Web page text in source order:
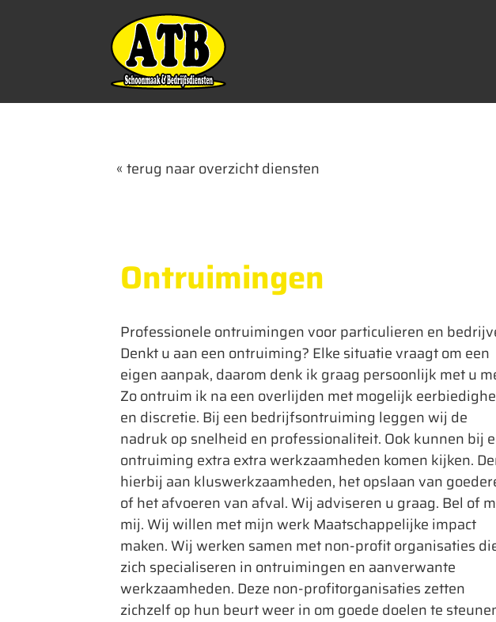
« terug naar overzicht diensten
Ontruimingen
Professionele ontruimingen voor particulieren en
Denkt u aan een ontruiming? Elke situatie vraagt ​​om een ​​
eigen aanpak, daarom denk ik graag persoonlijk met u
Zo ontruim ik na een overlijden met mogelijk
en discretie. Bij een bedrijfsontruiming leggen wij de
nadruk op snelheid en professionaliteit. Ook kunnen bij
ontruiming extra extra werkzaamheden komen kijken.
hierbij aan kluswerkzaamheden, het opslaan van
of het afvoeren van afval. Wij adviseren u graag. Bel of
mij. Wij willen met mijn werk Maatschappelijke impact
maken. Wij werken samen met non-profit organisaties
zich specialiseren in ontruimingen en aanverwante
werkzaamheden. Deze non-profitorganisaties zetten
zichzelf op hun beurt weer in om goede doelen te